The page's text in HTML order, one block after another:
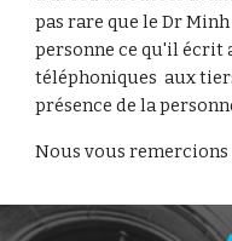
pas rare que le Dr
personne ce qu'il écrit
téléphoniques  aux
présence de la
Nous vous